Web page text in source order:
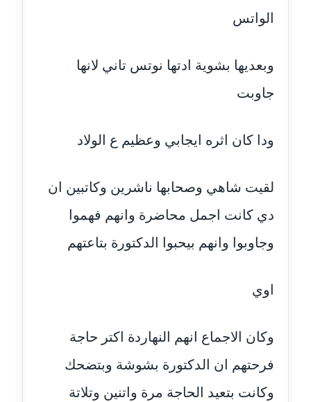
مدونة اشرف النجار
عاملة
عاملة
مدونة أماني بالحاج
معلق
عاملة
مدونة أمل الجزائرية
متوفي
الواتس
وبعديها بشوية ادتها نوتس تاني لانها
جاوبت
ودا كان اثره ايجابي وعظيم ع الولاد
لقيت شاهي وصحابها ناشرين وكاتبين ان
دي كانت اجمل محاضرة وانهم فهموا
وجاوبوا وانهم بيحبوا الدكتورة بتاعتهم
اوي
وكان الاجماع انهم النهاردة اكتر حاجة
فرحتهم ان الدكتورة بشوشة وبتضحك
وكانت بتعيد الحاجة مرة واتنين وتلاتة